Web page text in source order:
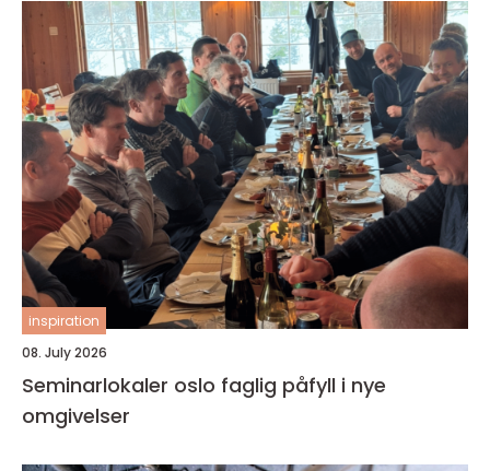
inspiration
08. July 2026
Seminarlokaler oslo faglig påfyll i nye
omgivelser